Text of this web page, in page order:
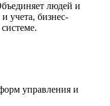
людей и
учета, бизнес-
управления и